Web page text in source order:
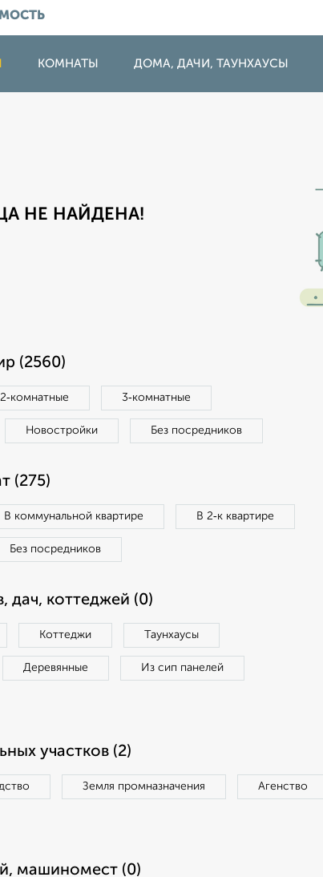
КОМНАТЫ ДОМА, ДАЧИ, ТАУНХАУСЫ
НЕ НАЙДЕНА!
(2560)
2‑комнатные 3‑комнатные
Новостройки Без посредников
(275)
В коммунальной квартире В 2‑к квартире
Без посредников
коттеджей (0)
Коттеджи Таунхаусы
Деревянные Из сип панелей
участков (2)
Земля промназначения Агенство
машиномест (0)